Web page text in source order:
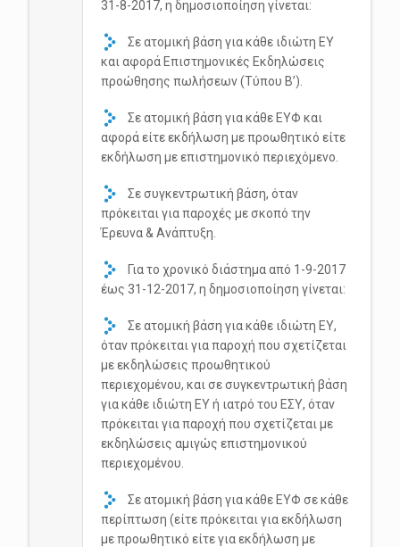
31-8-2017, η δημοσιοποίηση γίνεται:
Σε ατομική βάση για κάθε ιδιώτη ΕΥ
και αφορά Επιστημονικές Εκδηλώσεις
προώθησης πωλήσεων (Τύπου Β’).
Σε ατομική βάση για κάθε ΕΥΦ και
αφορά είτε εκδήλωση με προωθητικό είτε
εκδήλωση με επιστημονικό περιεχόμενο.
Σε συγκεντρωτική βάση, όταν
πρόκειται για παροχές με σκοπό την
Έρευνα & Ανάπτυξη.
Για το χρονικό διάστημα από 1-9-2017
έως 31-12-2017, η δημοσιοποίηση γίνεται:
Σε ατομική βάση για κάθε ιδιώτη ΕΥ,
όταν πρόκειται για παροχή που σχετίζεται
με εκδηλώσεις προωθητικού
περιεχομένου, και σε συγκεντρωτική βάση
για κάθε ιδιώτη ΕΥ ή ιατρό του ΕΣΥ, όταν
πρόκειται για παροχή που σχετίζεται με
εκδηλώσεις αμιγώς επιστημονικού
περιεχομένου.
Σε ατομική βάση για κάθε ΕΥΦ σε κάθε
περίπτωση (είτε πρόκειται για εκδήλωση
με προωθητικό είτε για εκδήλωση με